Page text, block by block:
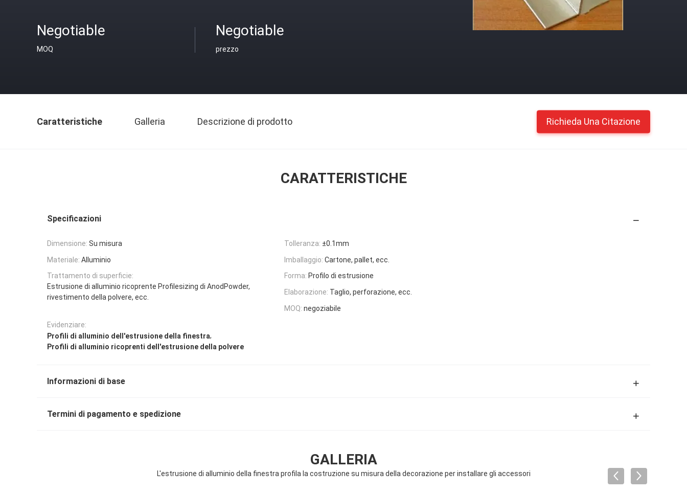
Negotiable
MOQ
Negotiable
prezzo
Caratteristiche Galleria Descrizione di prodotto Richieda Una Citazione
CARATTERISTICHE
Specificazioni
Dimensione: Su misura Tolleranza: ±0.1mm
Materiale: Alluminio Imballaggio: Cartone, pallet, ecc.
Trattamento di superficie:
Estrusione di alluminio ricoprente Profilesizing di AnodPowder,
rivestimento della polvere, ecc.
Forma: Profilo di estrusione
Elaborazione: Taglio, perforazione, ecc.
MOQ: negoziabile
Evidenziare:
Profili di alluminio dell'estrusione della finestra,
Profili di alluminio ricoprenti dell'estrusione della polvere
Informazioni di base
Termini di pagamento e spedizione
GALLERIA
L'estrusione di alluminio della finestra profila la costruzione su misura della decorazione per installare gli accessori